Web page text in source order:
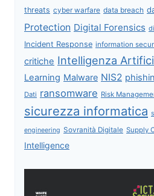
threats cyber warfare data breach
Protection Digital Forensics
Incident Response information
critiche Intelligenza
Learning Malware NIS2
Dati ransomware Risk
sicurezza informatica
engineering Sovranità Digitale Supply
Intelligence